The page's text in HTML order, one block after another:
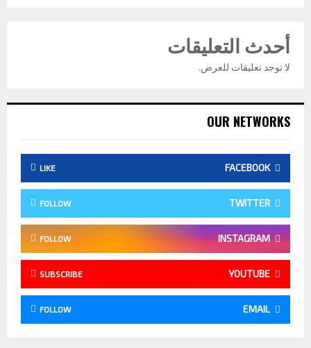
أحدث التعليقات
لا توجد تعليقات للعرض.
OUR NETWORKS
FACEBOOK
LIKE
TWITTER
FOLLOW
INSTAGRAM
FOLLOW
YOUTUBE
SUBSCRIBE
EMAIL
FOLLOW